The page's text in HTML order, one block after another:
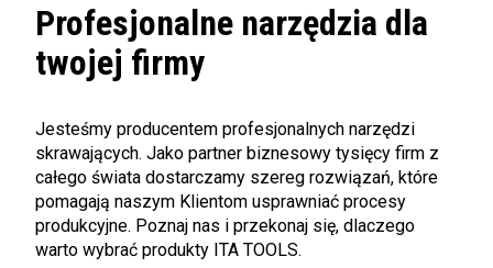
Profesjonalne narzędzia dla
twojej firmy
Jesteśmy producentem profesjonalnych narzędzi
skrawających. Jako partner biznesowy tysięcy firm z
całego świata dostarczamy szereg rozwiązań, które
pomagają naszym Klientom usprawniać procesy
produkcyjne. Poznaj nas i przekonaj się, dlaczego
warto wybrać produkty ITA TOOLS.